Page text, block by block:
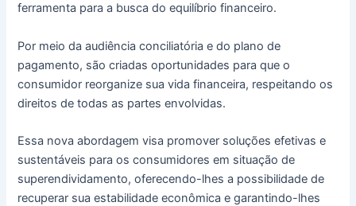
ferramenta para a busca do equilíbrio financeiro.
Por meio da audiência conciliatória e do plano de
pagamento, são criadas oportunidades para que o
consumidor reorganize sua vida financeira, respeitando os
direitos de todas as partes envolvidas.
Essa nova abordagem visa promover soluções efetivas e
sustentáveis para os consumidores em situação de
superendividamento, oferecendo-lhes a possibilidade de
recuperar sua estabilidade econômica e garantindo-lhes